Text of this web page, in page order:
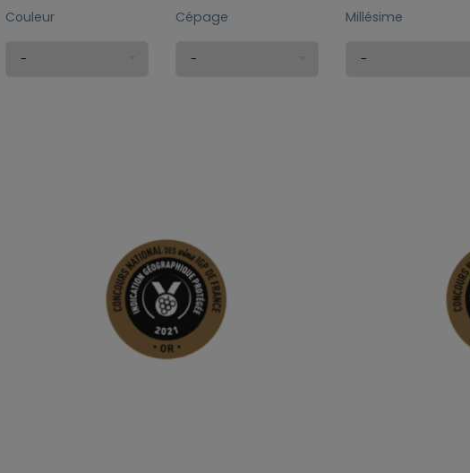
Couleur Cépage Millésime